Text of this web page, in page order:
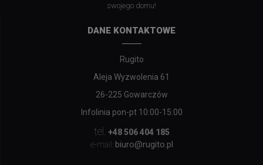
swojego domu!
DANE KONTAKTOWE
Rugito
Aleja Wyzwolenia 61
26-225 Gowarczów
Infolinia pon-pt 10:00-15:00
tel.
+48 506 404 185
e-mail: biuro@rugito.pl